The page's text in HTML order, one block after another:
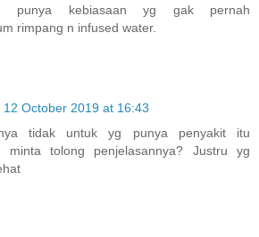
punya kebiasaan yg gak pernah
rimpang n infused water.
12 October 2019 at 16:43
tidak untuk yg punya penyakit itu
minta tolong penjelasannya? Justru yg